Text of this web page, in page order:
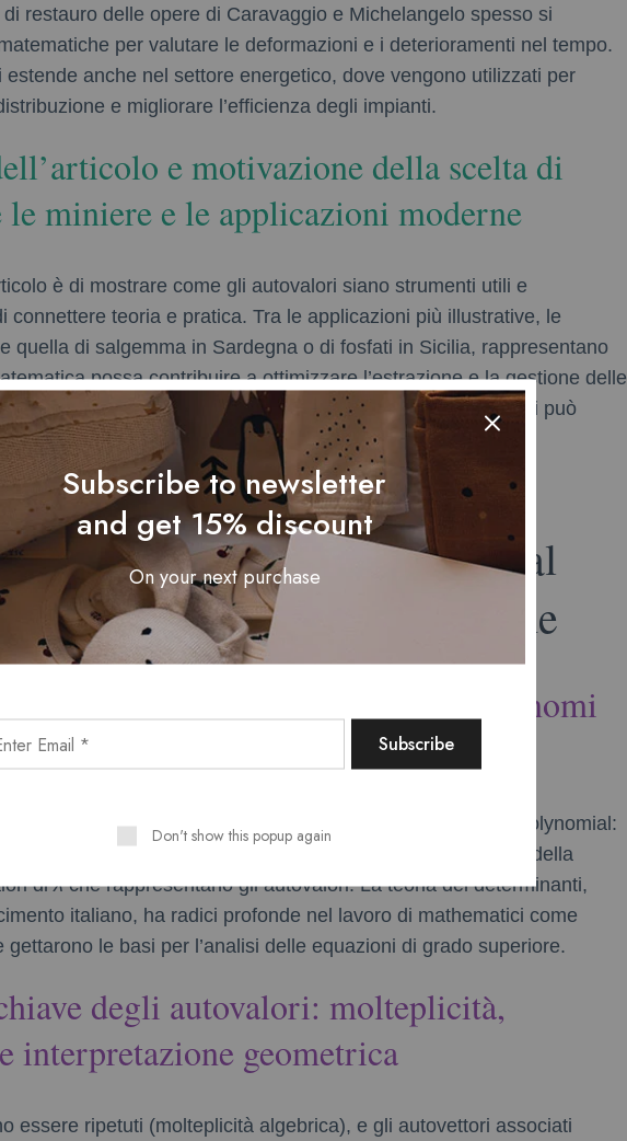
restauro delle opere di Caravaggio e Michelangelo spesso si
per valutare le deformazioni e i deterioramenti nel tempo.
estende anche nel settore energetico, dove vengono utilizzati per
e migliorare l’efficienza degli impianti.
e motivazione della scelta di
le miniere e le applicazioni moderne
è di mostrare come gli autovalori siano strumenti utili e
connettere teoria e pratica. Tra le applicazioni più illustrative, le
quella di salgemma in Sardegna o di fosfati in Sicilia, rappresentano
possa contribuire a ottimizzare l’estrazione e la gestione delle
l’aspetto ludico e didattico di queste tematiche, si può
, un esempio di come il gioco possa diventare strumento di
teorici degli autovalori: dal
alle applicazioni pratiche
di base: matrici, determinanti e polinomi
di una matrice
, si risolve l’equazione characteristic polynomial:
equazione polinomiale di grado n (dove n è la dimensione della
diλche rappresentano gli autovalori. La teoria dei determinanti,
italiano, ha radici profonde nel lavoro di mathematici come
gettarono le basi per l’analisi delle equazioni di grado superiore.
degli autovalori: molteplicità,
interpretazione geometrica
essere ripetuti (molteplicità algebrica), e gli autovettori associati
Subscribe to newsletter
and get 15% discount
On your next purchase
Don't show this popup again